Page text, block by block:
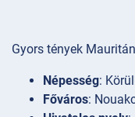
Gyors tények
Népesség:
Főváros: